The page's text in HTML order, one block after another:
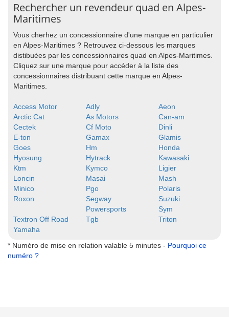
Rechercher un revendeur quad en Alpes-
Maritimes
Vous cherhez un concessionnaire d'une marque en particulier
en Alpes-Maritimes ? Retrouvez ci-dessous les marques
distibuées par les concessionnaires quad en Alpes-Maritimes.
Cliquez sur une marque pour accéder à la liste des
concessionnaires distribuant cette marque en Alpes-
Maritimes.
Access Motor Adly
Aeon
Arctic Cat
As Motors
Can-am
Cectek
Cf Moto
Dinli
E-ton
Gamax
Glamis
Goes
Hm
Honda
Hyosung
Hytrack
Kawasaki
Ktm
Kymco
Ligier
Loncin
Masai
Mash
Minico
Pgo
Polaris
Roxon
Segway
Powersports
Suzuki
Sym
Textron Off Road
Tgb
Triton
Yamaha
* Numéro de mise en relation valable 5 minutes - Pourquoi ce
numéro ?